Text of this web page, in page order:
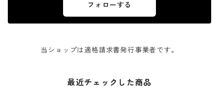
フォローする
当ショップは適格請求書発行事業者です。
最近チェックした商品